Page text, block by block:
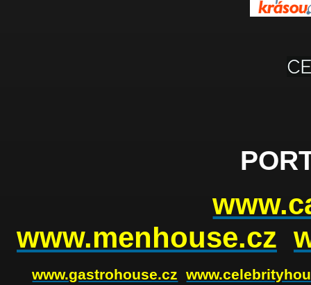
www.menhouse.cz
www.gastrohouse.cz